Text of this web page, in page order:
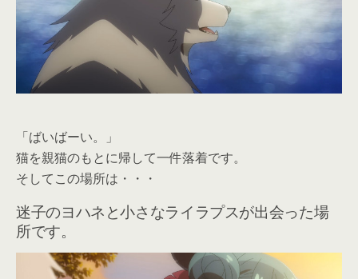
「ばいばーい。」
猫を親猫のもとに帰して一件落着です。
そしてこの場所は・・・
迷子のヨハネと小さなライラプスが出会った場
所です。